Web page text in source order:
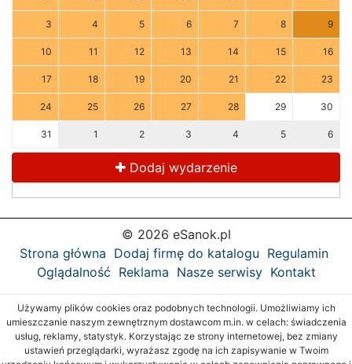
3 4 5 6 7 8 9
10 11 12 13 14 15 16
17 18 19 20 21 22 23
24 25 26 27 28 29 30
31 1 2 3 4 5 6
Dodaj wydarzenie
© 2026 eSanok.pl
Strona główna Dodaj firmę do katalogu Regulamin
Oglądalność Reklama Nasze serwisy Kontakt
Używamy plików cookies oraz podobnych technologii. Umożliwiamy ich
umieszczanie naszym zewnętrznym dostawcom m.in. w celach: świadczenia
usług, reklamy, statystyk. Korzystając ze strony internetowej, bez zmiany
ustawień przeglądarki, wyrażasz zgodę na ich zapisywanie w Twoim